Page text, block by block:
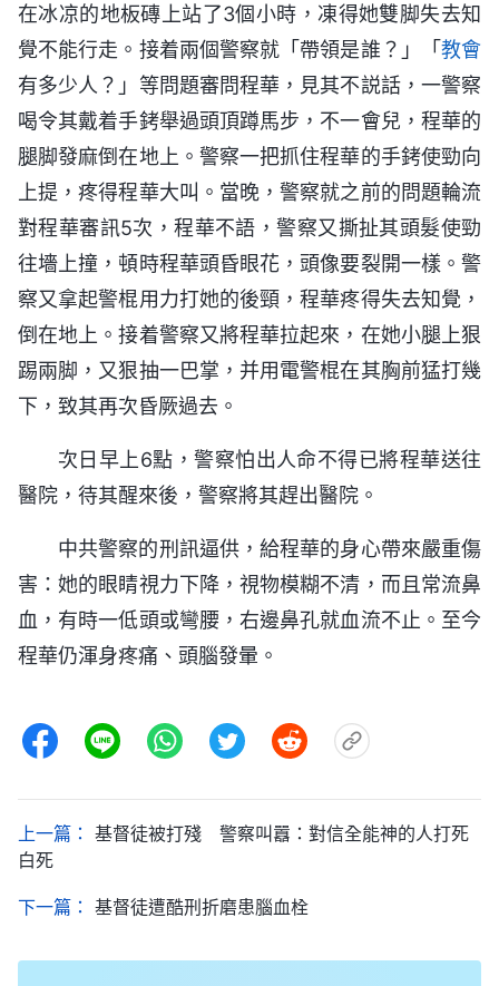
在冰凉的地板磚上站了3個小時，凍得她雙脚失去知
覺不能行走。接着兩個警察就「帶領是誰？」「教會
有多少人？」等問題審問程華，見其不説話，一警察
喝令其戴着手銬舉過頭頂蹲馬步，不一會兒，程華的
腿脚發麻倒在地上。警察一把抓住程華的手銬使勁向
上提，疼得程華大叫。當晚，警察就之前的問題輪流
對程華審訊5次，程華不語，警察又撕扯其頭髮使勁
往墻上撞，頓時程華頭昏眼花，頭像要裂開一樣。警
察又拿起警棍用力打她的後頸，程華疼得失去知覺，
倒在地上。接着警察又將程華拉起來，在她小腿上狠
踢兩脚，又狠抽一巴掌，并用電警棍在其胸前猛打幾
下，致其再次昏厥過去。
次日早上6點，警察怕出人命不得已將程華送往
醫院，待其醒來後，警察將其趕出醫院。
中共警察的刑訊逼供，給程華的身心帶來嚴重傷
害：她的眼睛視力下降，視物模糊不清，而且常流鼻
血，有時一低頭或彎腰，右邊鼻孔就血流不止。至今
程華仍渾身疼痛、頭腦發暈。
上一篇： 基督徒被打殘 警察叫囂：對信全能神的人打死
白死
下一篇： 基督徒遭酷刑折磨患腦血栓